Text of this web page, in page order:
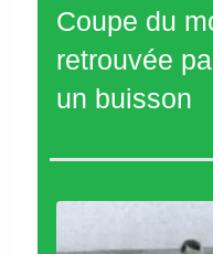
Coupe du
retrouvée
un buisson